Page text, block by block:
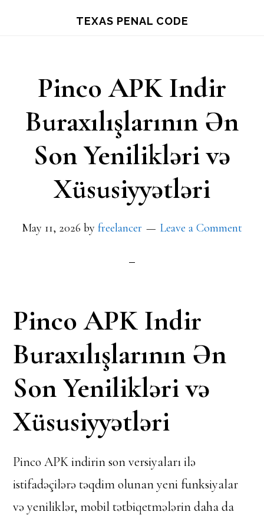
content
TEXAS PENAL CODE
Pinco APK Indir
Buraxılışlarının Ən
Son Yenilikləri və
Xüsusiyyətləri
May 11, 2026 by freelancer Leave a Comment
Pinco APK Indir
Buraxılışlarının Ən
Son Yenilikləri və
Xüsusiyyətləri
Pinco APK indirin son versiyaları ilə
istifadəçilərə təqdim olunan yeni funksiyalar
və yeniliklər, mobil tətbiqetmələrin daha da